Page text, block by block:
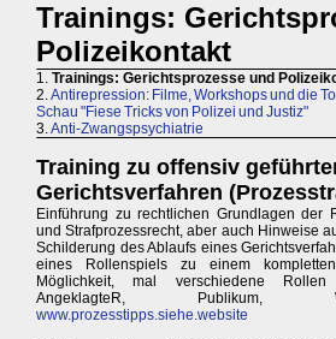
Trainings:
Polizeikontakt
1. Trainings: Gerichtsprozesse und
2.Antirepression: Filme, Workshops und die
Schau "Fiese Tricks von Polizei und Justiz"
3.Anti-Zwangspsychiatrie
Training zu offensiv
Gerichtsverfahren
Einführung zu rechtlichen Grundlagen der
und Strafprozessrecht, aber auch Hinweise
Schilderung des Ablaufs eines
eines Rollenspiels zu einem
Möglichkeit, mal verschiedene Rollen
AngeklagteR, Publikum,
www.prozesstipps.siehe.website